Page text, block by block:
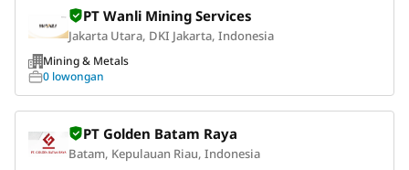
PT Wanli Mining Services
Jakarta Utara, DKI Jakarta, Indonesia
Mining & Metals
0 lowongan
PT Golden Batam Raya
Batam, Kepulauan Riau, Indonesia